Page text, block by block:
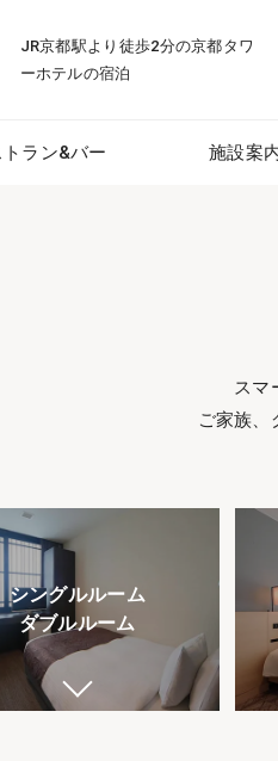
JR京都駅より徒歩2分の京都タワ
ーホテルの宿泊
トラン&バー 施設案
スマ
ご家族、
シングルルーム
ダブルルーム